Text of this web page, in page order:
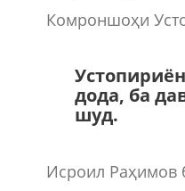
Комроншоҳи
дода, ба
шуд.
Исроил Раҳимов